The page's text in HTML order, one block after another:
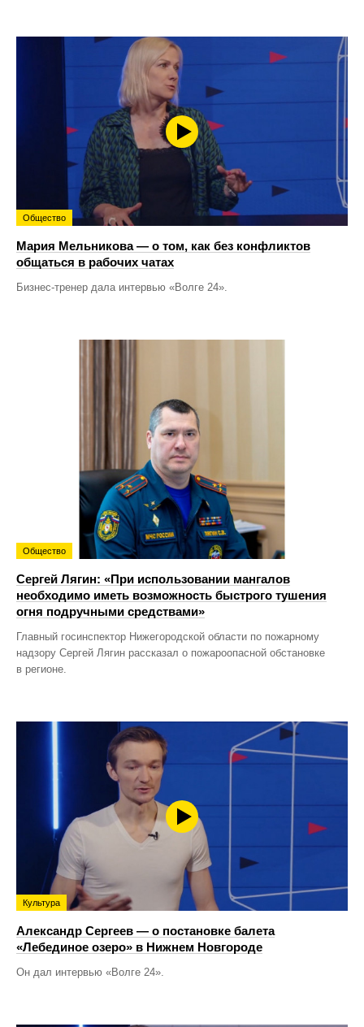
Общество
Мария Мельникова — о том, как без конфликтов
общаться в рабочих чатах
Бизнес-тренер дала интервью «Волге 24».
Общество
Сергей Лягин: «При использовании мангалов
необходимо иметь возможность быстрого тушения
огня подручными средствами»
Главный госинспектор Нижегородской области по пожарному
надзору Сергей Лягин рассказал о пожароопасной обстановке
в регионе.
Культура
Александр Сергеев — о постановке балета
«Лебединое озеро» в Нижнем Новгороде
Он дал интервью «Волге 24».